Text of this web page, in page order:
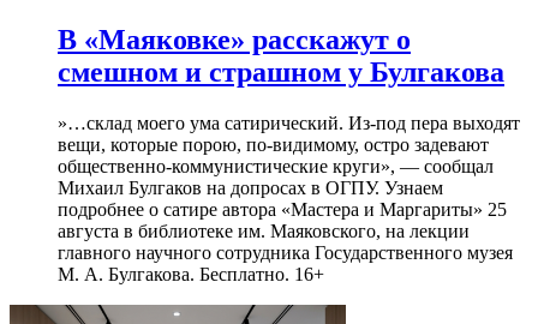
В «Маяковке» расскажут о
смешном и страшном у Булгакова
»…склад моего ума сатирический. Из-под пера выходят
вещи, которые порою, по-видимому, остро задевают
общественно-коммунистические круги», — сообщал
Михаил Булгаков на допросах в ОГПУ. Узнаем
подробнее о сатире автора «Мастера и Маргариты» 25
августа в библиотеке им. Маяковского, на лекции
главного научного сотрудника Государственного музея
М. А. Булгакова. Бесплатно. 16+